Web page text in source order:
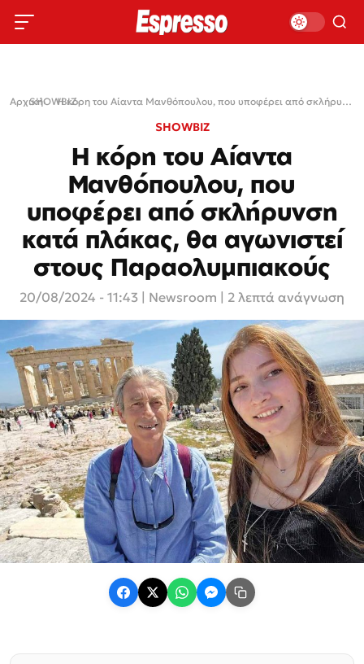
Αρχική›
SHOWBIZ› Η κόρη του Αίαντα Μανθόπουλου, που υποφέρει από σκλήρυνση κατά πλάκας, θα αγωνιστεί στους Παραολυμπιακούς
SHOWBIZ
Η κόρη του Αίαντα
Μανθόπουλου, που
υποφέρει από σκλήρυνση
κατά πλάκας, θα αγωνιστεί
στους Παραολυμπιακούς
20/08/2024 - 11:43 Newsroom | 2 λεπτά ανάγνωση